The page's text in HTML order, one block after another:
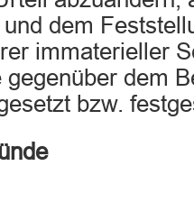
dem
immaterieller
gegenüber dem
bzw.